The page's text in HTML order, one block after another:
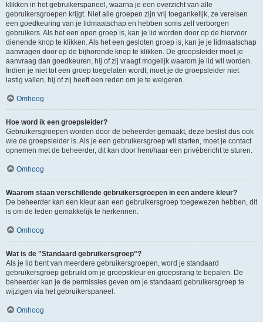
klikken in het gebruikerspaneel, waarna je een overzicht van alle
gebruikersgroepen krijgt. Niet alle groepen zijn vrij toegankelijk, ze vereisen
een goedkeuring van je lidmaatschap en hebben soms zelf verborgen
gebruikers. Als het een open groep is, kan je lid worden door op de hiervoor
dienende knop te klikken. Als het een gesloten groep is, kan je je lidmaatschap
aanvragen door op de bijhorende knop te klikken. De groepsleider moet je
aanvraag dan goedkeuren, hij of zij vraagt mogelijk waarom je lid wil worden.
Indien je niet tot een groep toegelaten wordt, moet je de groepsleider niet
lastig vallen, hij of zij heeft een reden om je te weigeren.
Omhoog
Hoe word ik een groepsleider?
Gebruikersgroepen worden door de beheerder gemaakt, deze beslist dus ook
wie de groepsleider is. Als je een gebruikersgroep wil starten, moet je contact
opnemen met de beheerder, dit kan door hem/haar een privébericht te sturen.
Omhoog
Waarom staan verschillende gebruikersgroepen in een andere kleur?
De beheerder kan een kleur aan een gebruikersgroep toegewezen hebben, dit
is om de leden gemakkelijk te herkennen.
Omhoog
Wat is de "Standaard gebruikersgroep"?
Als je lid bent van meerdere gebruikersgroepen, word je standaard
gebruikersgroep gebruikt om je groepskleur en groepsrang te bepalen. De
beheerder kan je de permissies geven om je standaard gebruikersgroep te
wijzigen via het gebruikerspaneel.
Omhoog